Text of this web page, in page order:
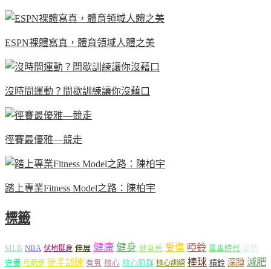
ESPN裸體寫真，體育領域人體之美
沒時間運動？間歇訓練讓你沒藉口
徑賽最優雅—競走
踏上專業Fitness Model之路：陳柏宇
標籤
MLB NBA 伏地挺身 伸展 健康 健身 健身房 受傷 啞鈴 單車時代 姿勢
守備 弓箭步 徒手訓練 有氧 核心 核心肌群 核心訓練 棒球 槓鈴 深蹲 減肥